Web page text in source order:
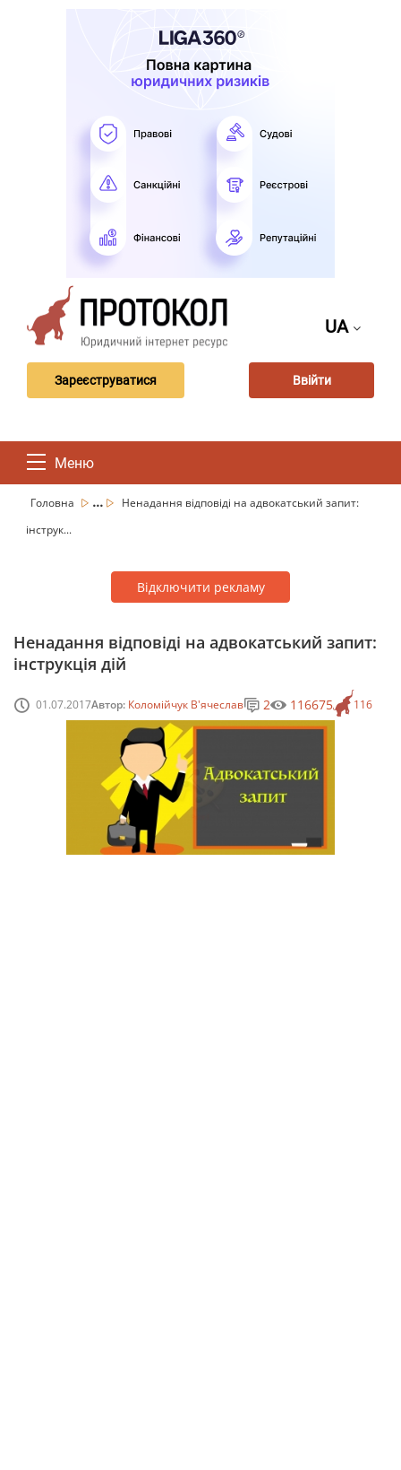
UA
Зареєструватися Ввійти
Меню
Головна ...
Ненадання відповіді на адвокатський запит:
інструк...
Відключити рекламу
Ненадання відповіді на адвокатський запит:
інструкція дій
01.07.2017Автор: Коломійчук В'ячеслав 116
2 116675